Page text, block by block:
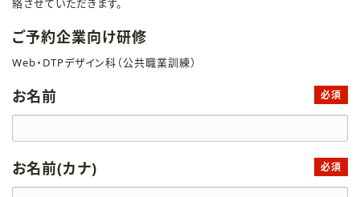
絡させていただきます。
ご予約企業向け研修
Web・DTPデザイン科（公共職業訓練）
お名前 必須
お名前(カナ) 必須